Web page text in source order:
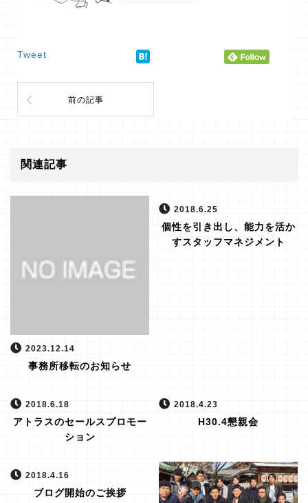
Tweet
前の記事
関連記事
2023.12.14
事務所移転のお知らせ
2018.6.25
個性を引き出し、能力を活か
すスタッフマネジメント
2018.6.18
アトラスのセールスプロモー
ション
2018.4.23
H30.4懇親会
2018.4.16
ブログ開始のご挨拶